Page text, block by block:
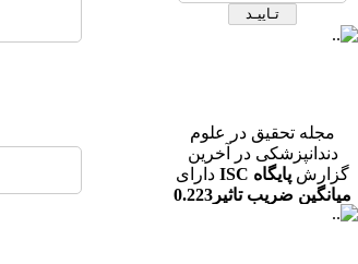
مجله تحقیق در علوم
دندانپزشکی در آخرین
گزارش پایگاه ISC
دارای
میانگین ضریب تاثیر0.223
در رشته دندانپزشکی می